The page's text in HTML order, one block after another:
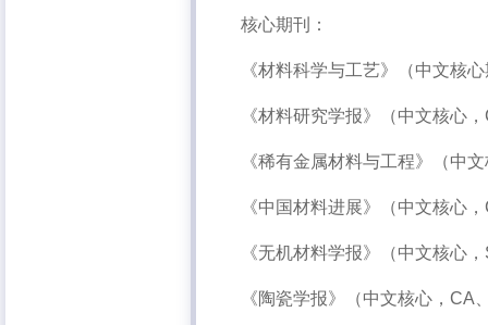
核心期刊：
《材料科学与工艺》（中文核
《材料研究学报》（中文核心，
《稀有金属材料与工程》（中
《中国材料进展》（中文核心，
《无机材料学报》（中文核心，
《陶瓷学报》（中文核心， CA